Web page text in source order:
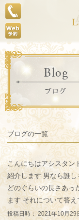
ブログの一覧
こんにちはアシスタン
紹介します 男なら誰
どのぐらいの長さあっ
ます それについて答
投稿日時： 2021年10月